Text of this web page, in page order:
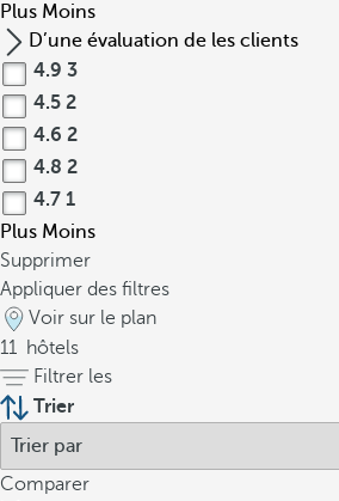
Plus Moins
D’une évaluation de les clients
4.9 3
4.5 2
4.6 2
4.8 2
4.7 1
Plus Moins
Supprimer
Appliquer des filtres
Voir sur le plan
11 hôtels
Filtrer les
Trier
Comparer